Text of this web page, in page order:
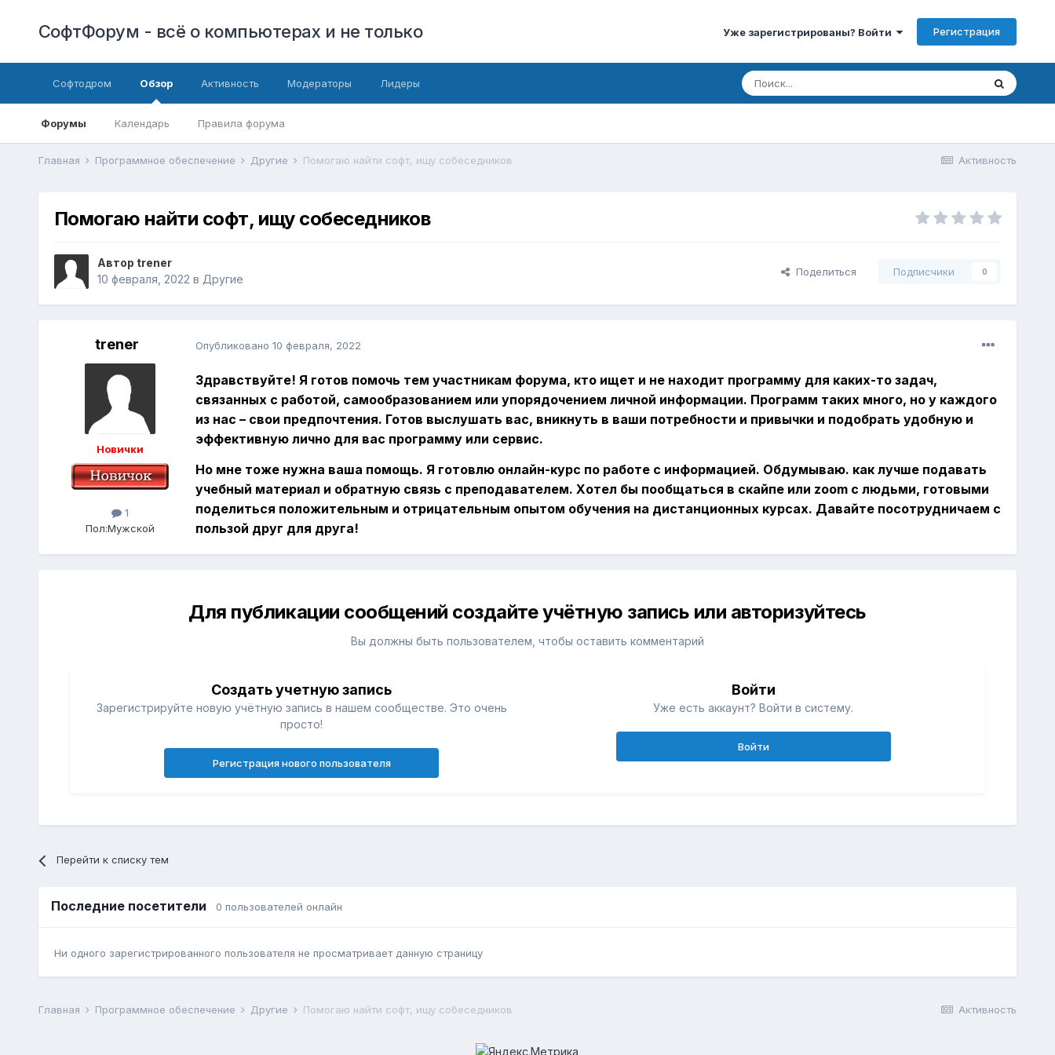
СофтФорум - всё о компьютерах и не только Уже зарегистрированы? Войти Регистрация
Софтодром Обзор
Форумы Календарь Правила форума
Активность Модераторы Лидеры
Активность
Главная Программное обеспечение Другие Помогаю найти софт, ищу собеседников
Помогаю найти софт, ищу собеседников
Автор trener
10 февраля, 2022 в Другие
Поделиться Подписчики 0
trener
Новички
1
Пол:Мужской
Опубликовано 10 февраля, 2022
Здравствуйте! Я готов помочь тем участникам форума, кто ищет и не находит программу для каких-то задач,
связанных с работой, самообразованием или упорядочением личной информации. Программ таких много, но у каждого
из нас – свои предпочтения. Готов выслушать вас, вникнуть в ваши потребности и привычки и подобрать удобную и
эффективную лично для вас программу или сервис.
Но мне тоже нужна ваша помощь. Я готовлю онлайн-курс по работе с информацией. Обдумываю. как лучше подавать
учебный материал и обратную связь с преподавателем. Хотел бы пообщаться в скайпе или zoom с людьми, готовыми
поделиться положительным и отрицательным опытом обучения на дистанционных курсах. Давайте посотрудничаем с
пользой друг для друга!
Для публикации сообщений создайте учётную запись или авторизуйтесь
Вы должны быть пользователем, чтобы оставить комментарий
Создать учетную запись
Зарегистрируйте новую учётную запись в нашем сообществе. Это очень
просто!
Регистрация нового пользователя
Войти
Уже есть аккаунт? Войти в систему.
Войти
Перейти к списку тем
Последние посетители 0 пользователей онлайн
Ни одного зарегистрированного пользователя не просматривает данную страницу
Активность
Главная Программное обеспечение Другие Помогаю найти софт, ищу собеседников